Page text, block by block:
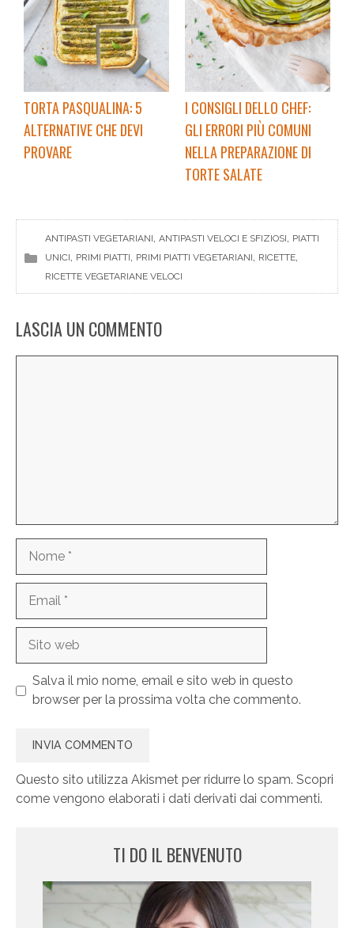
TORTA PASQUALINA: 5
ALTERNATIVE CHE DEVI
PROVARE
I CONSIGLI DELLO CHEF:
GLI ERRORI PIÙ COMUNI
NELLA PREPARAZIONE DI
TORTE SALATE
ANTIPASTI VEGETARIANI, ANTIPASTI VELOCI E SFIZIOSI, PIATTI
UNICI, PRIMI PIATTI, PRIMI PIATTI VEGETARIANI, RICETTE
RICETTE VEGETARIANE VELOCI
LASCIA UN COMMENTO
web
Salva il mio nome, email e sito web in questo
browser per la prossima volta che commento.
Questo sito utilizza Akismet per ridurre lo spam. Scopri
come vengono elaborati i dati derivati dai commenti.
TI DO IL BENVENUTO